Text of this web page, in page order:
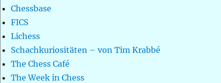
Chessbase
FICS
Lichess
Schachkuriositäten – von Tim Krabbé
The Chess Café
The Week in Chess